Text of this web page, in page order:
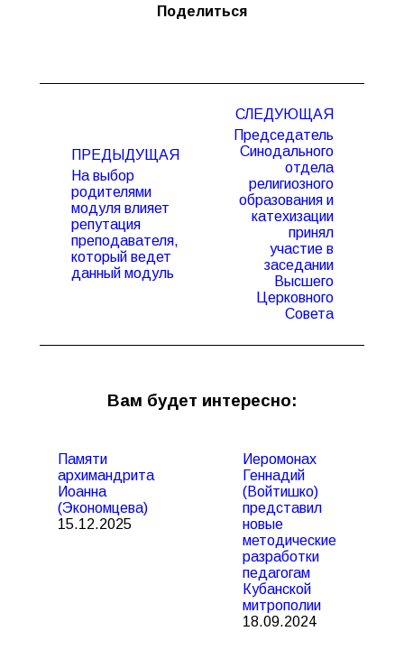
Поделиться
записям
ПРЕДЫДУЩАЯ
Предыдущая
запись:
На выбор
родителями
модуля влияет
репутация
преподавателя,
который ведет
данный модуль
СЛЕДУЮЩАЯ
Следующая
Председатель
Синодального
отдела
религиозного
образования и
катехизации
принял
участие в
заседании
Высшего
Церковного
Совета
Вам будет интересно:
Памяти
архимандрита
Иоанна
(Экономцева)
15.12.2025
Иеромонах
Геннадий
(Войтишко)
представил
новые
методические
разработки
педагогам
Кубанской
митрополии
18.09.2024